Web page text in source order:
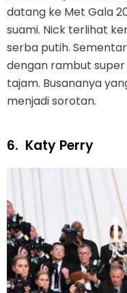
datang ke Met Gala
suami. Nick terlihat
serba putih.
dengan rambut
tajam. Busananya
menjadi sorotan.
6. Katy Perry